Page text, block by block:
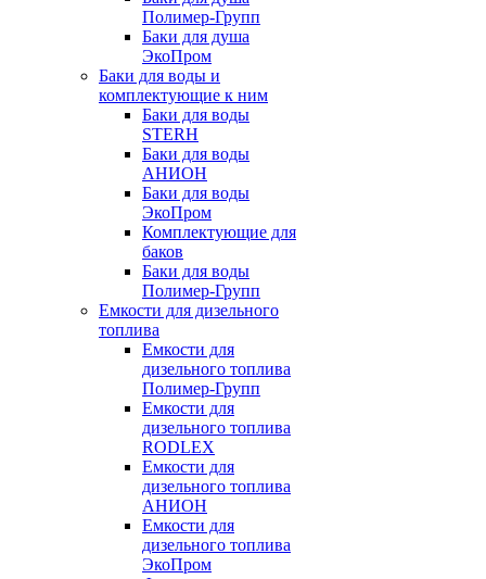
Полимер-Групп
Баки для душа
ЭкоПром
Баки для воды и
комплектующие к ним
Баки для воды
STERH
Баки для воды
АНИОН
Баки для воды
ЭкоПром
Комплектующие для
баков
Баки для воды
Полимер-Групп
Емкости для дизельного
топлива
Емкости для
дизельного топлива
Полимер-Групп
Емкости для
дизельного топлива
RODLEX
Емкости для
дизельного топлива
АНИОН
Емкости для
дизельного топлива
ЭкоПром